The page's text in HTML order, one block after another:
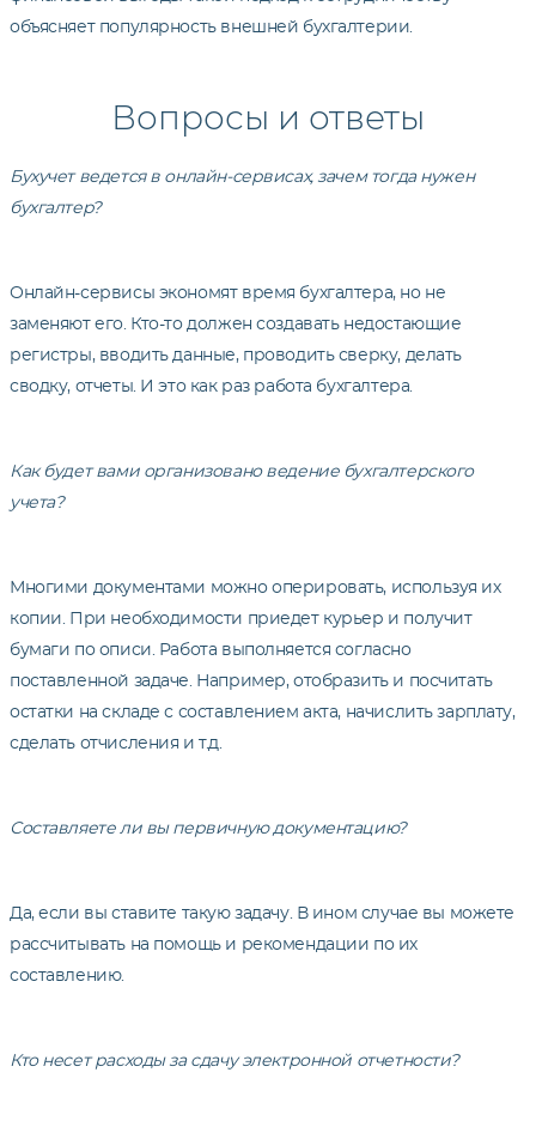
объясняет популярность внешней бухгалтерии.
Вопросы и ответы
Бухучет ведется в онлайн-сервисах, зачем тогда нужен
бухгалтер?
Онлайн-сервисы экономят время бухгалтера, но не
заменяют его. Кто-то должен создавать недостающие
регистры, вводить данные, проводить сверку, делать
сводку, отчеты. И это как раз работа бухгалтера.
Как будет вами организовано ведение бухгалтерского
учета?
Многими документами можно оперировать, используя их
копии. При необходимости приедет курьер и получит
бумаги по описи. Работа выполняется согласно
поставленной задаче. Например, отобразить и посчитать
остатки на складе с составлением акта, начислить зарплату,
сделать отчисления и т.д.
Составляете ли вы первичную документацию?
Да, если вы ставите такую задачу. В ином случае вы можете
рассчитывать на помощь и рекомендации по их
составлению.
Кто несет расходы за сдачу электронной отчетности?